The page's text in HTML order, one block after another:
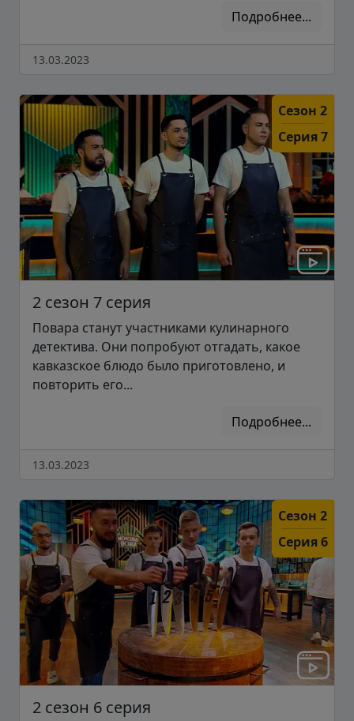
Подробнее...
13.03.2023
Сезон 2
Серия 7
2 сезон 7 серия
Повара станут участниками кулинарного
детектива. Они попробуют отгадать, какое
кавказское блюдо было приготовлено, и
повторить его...
Подробнее...
13.03.2023
Сезон 2
Серия 6
2 сезон 6 серия